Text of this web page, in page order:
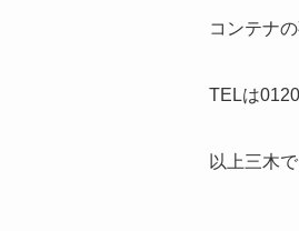
コンテナ
TELは
以上三木で